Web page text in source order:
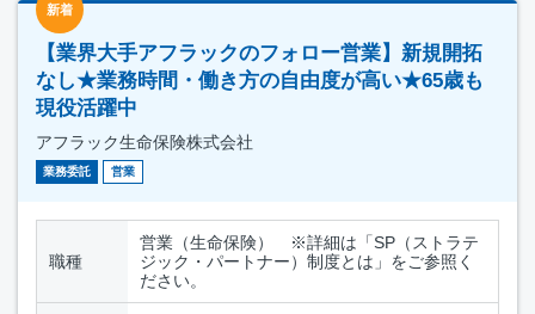
新着
【業界大手アフラックのフォロー営業】新規開拓
なし★業務時間・働き方の自由度が高い★65歳も
現役活躍中
アフラック生命保険株式会社
業務委託 営業
職種
営業（生命保険） ※詳細は「SP（ストラテ
ジック・パートナー）制度とは」をご参照く
ださい。